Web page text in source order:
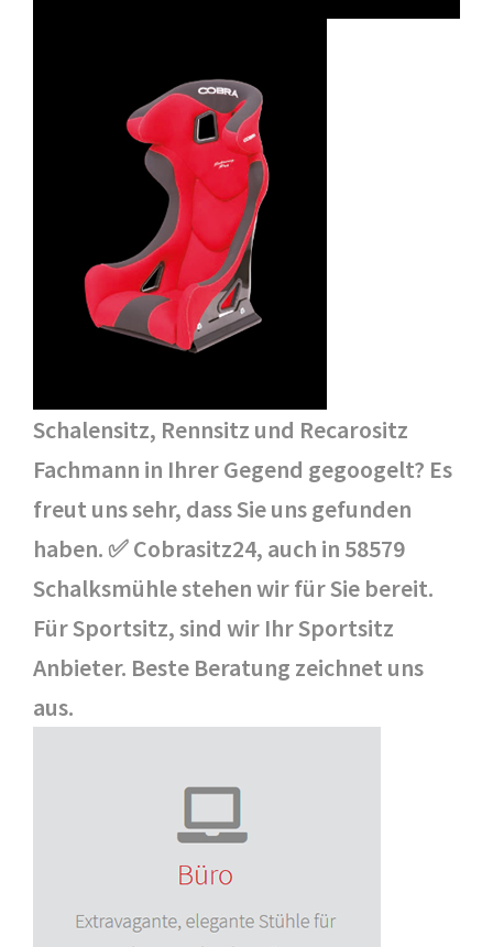
Schalensitz, Rennsitz und Recarositz
Fachmann in Ihrer Gegend gegoogelt? Es
freut uns sehr, dass Sie uns gefunden
haben. ✅ Cobrasitz24, auch in 58579
Schalksmühle stehen wir für Sie bereit.
Für Sportsitz, sind wir Ihr Sportsitz
Anbieter. Beste Beratung zeichnet uns
aus.